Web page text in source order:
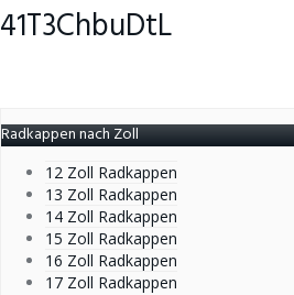
41T3ChbuDtL
Radkappen nach Zoll
12 Zoll Radkappen
13 Zoll Radkappen
14 Zoll Radkappen
15 Zoll Radkappen
16 Zoll Radkappen
17 Zoll Radkappen